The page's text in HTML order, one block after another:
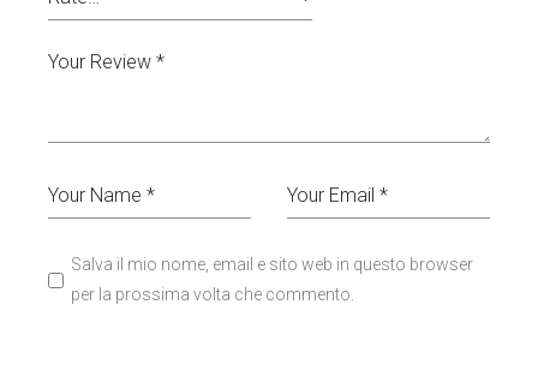
Salva il mio nome, email e sito web in questo browser
per la prossima volta che commento.